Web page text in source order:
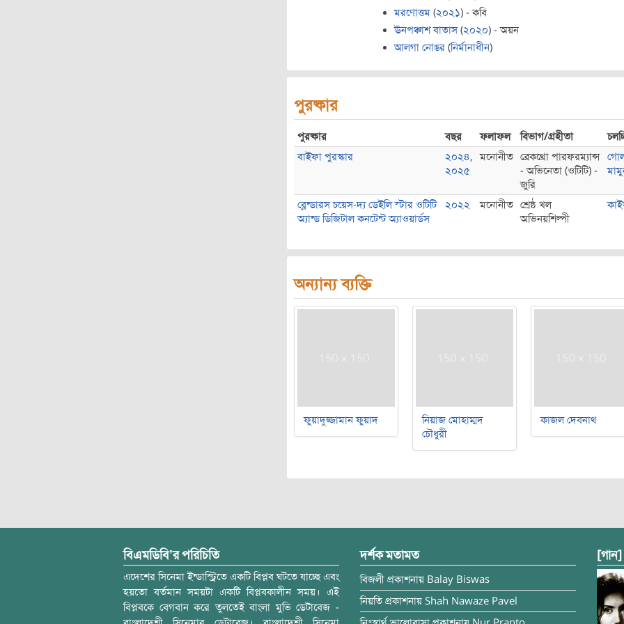
মরণোত্তম (২০২১) - কবি
ঊনপঞ্চাশ বাতাস(২০২০) - অয়ন
আলগা নোঙর (নির্মানাধীন)
পুরষ্কার
পুরষ্কার বছর ফলাফল বিভাগ/গ্রহীতা
বাইফা পুরস্কার
২০২৪,
২০২৫
মনোনীত ব্রেকথ্রো পারফরম্যান্স
- অভিনেতা (ওটিটি) -
জুরি
ব্লেন্ডারস চয়েস-দ্য ডেইলি স্টার ওটিটি
অ্যান্ড ডিজিটাল কনটেন্ট অ্যাওয়ার্ডস
২০২২ মনোনীত শ্রেষ্ঠ খল
অভিনয়শিল্পী
অন্যান্য ব্যক্তি
ফুয়াদুজ্জামান ফুয়াদ
নিয়াজ মোহাম্মদ
চৌধুরী
কাজল দেবনাথ
বিএমডিবি’র পরিচিতি
এদেশের সিনেমা ইন্ডাস্ট্রিতে একটি বিপ্লব ঘটতে যাচ্ছে এবং
হয়তো বর্তমান সময়টা একটি বিপ্লবকালীন সময়। এই
বিপ্লবকে বেগবান করে তুলতেই বাংলা মুভি ডেটাবেজ -
দর্শক মতামত
বিজলী প্রকাশনায় Balay Biswas
নিয়তি প্রকাশনায় Shah Nawaze Pavel
[গান]